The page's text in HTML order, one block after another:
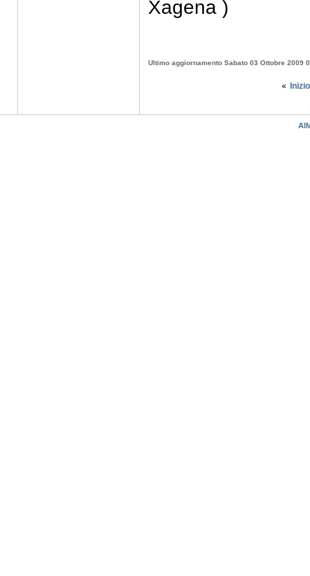
Xagena )
Ultimo aggiornamento Sabato 03 Ottobre 2009
«
Inizio